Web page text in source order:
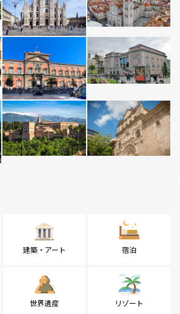
建築・アート 宿泊
世界遺産 リゾート